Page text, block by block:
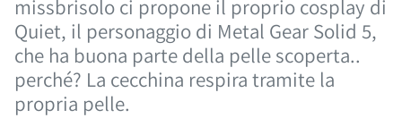
missbrisolo ci propone il proprio cosplay di
Quiet, il personaggio di Metal Gear Solid 5,
che ha buona parte della pelle scoperta..
perché? La cecchina respira tramite la
propria pelle.